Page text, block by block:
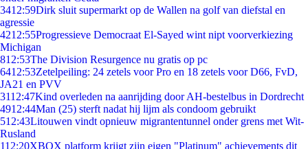
3412:59Dirk sluit supermarkt op de Wallen na golf van diefstal en
agressie
4212:55Progressieve Democraat El-Sayed wint nipt voorverkiezing
Michigan
812:53The Division Resurgence nu gratis op pc
6412:53Zetelpeiling: 24 zetels voor Pro en 18 zetels voor D66, FvD,
JA21 en PVV
3112:47Kind overleden na aanrijding door AH-bestelbus in Dordrecht
4912:44Man (25) sterft nadat hij lijm als condoom gebruikt
512:43Litouwen vindt opnieuw migrantentunnel onder grens met Wit-
Rusland
112:20XBOX platform krijgt zijn eigen "Platinum" achievements dit